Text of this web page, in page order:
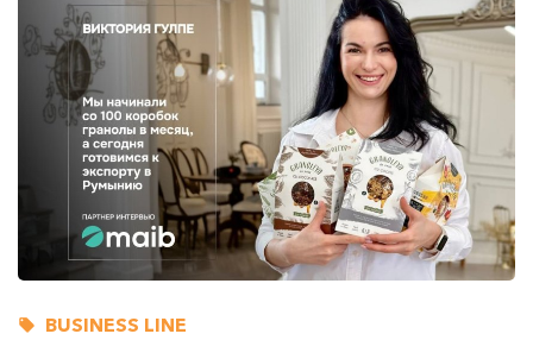
BUSINESS LINE